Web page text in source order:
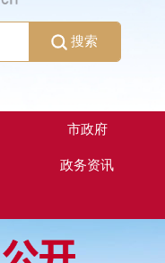
搜索
市政府
政务资讯